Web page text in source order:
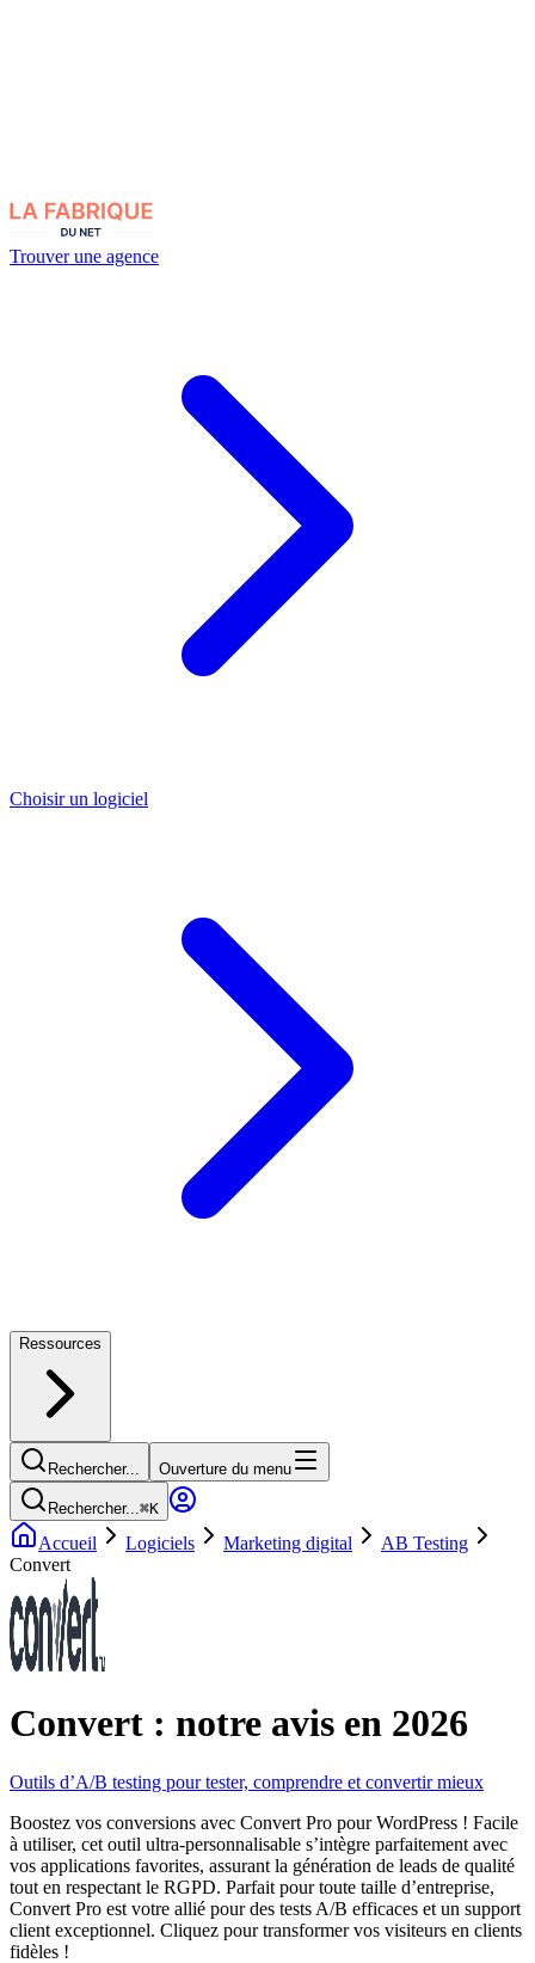
Trouver une agence
Choisir un logiciel
Ressources
Rechercher... Ouverture du menu
Rechercher...⌘K
Accueil Logiciels Marketing digital
AB Testing
Convert
Convert : notre avis en 2026
Outils d’A/B testing pour tester, comprendre et convertir mieux
Boostez vos conversions avec Convert Pro pour WordPress ! Facile
à utiliser, cet outil ultra-personnalisable s’intègre parfaitement avec
vos applications favorites, assurant la génération de leads de qualité
tout en respectant le RGPD. Parfait pour toute taille d’entreprise,
Convert Pro est votre allié pour des tests A/B efficaces et un support
client exceptionnel. Cliquez pour transformer vos visiteurs en clients
fidèles !